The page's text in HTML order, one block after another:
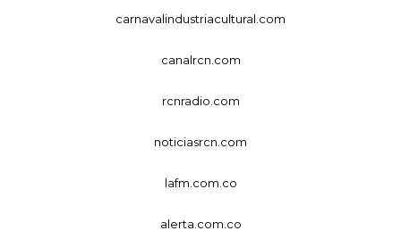
carnavalindustriacultural.com
canalrcn.com
rcnradio.com
noticiasrcn.com
lafm.com.co
alerta.com.co